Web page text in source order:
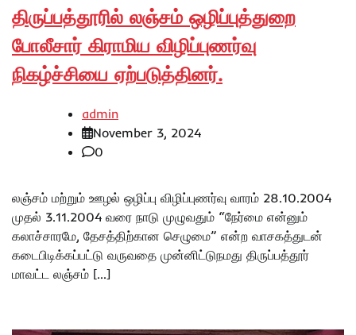
திருப்பத்தூரில் லஞ்சம் ஒழிப்புத்துறை
போலீசார் கிராமிய விழிப்புணர்வு
நிகழ்ச்சியை ஏற்படுத்தினர்.
admin
November 3, 2024
0
லஞ்சம் மற்றும் ஊழல் ஒழிப்பு விழிப்புணர்வு வாரம் 28.10.2004
முதல் 3.11.2004 வரை நாடு முழுவதும் “நேர்மை என்னும்
கலாச்சாரமே, தேசத்திற்கான செழுமை” என்ற வாசகத்துடன்
கடைபிடிக்கப்பட்டு வருவதை முன்னிட்டுநமது திருப்பத்தூர்
மாவட்ட லஞ்சம் […]